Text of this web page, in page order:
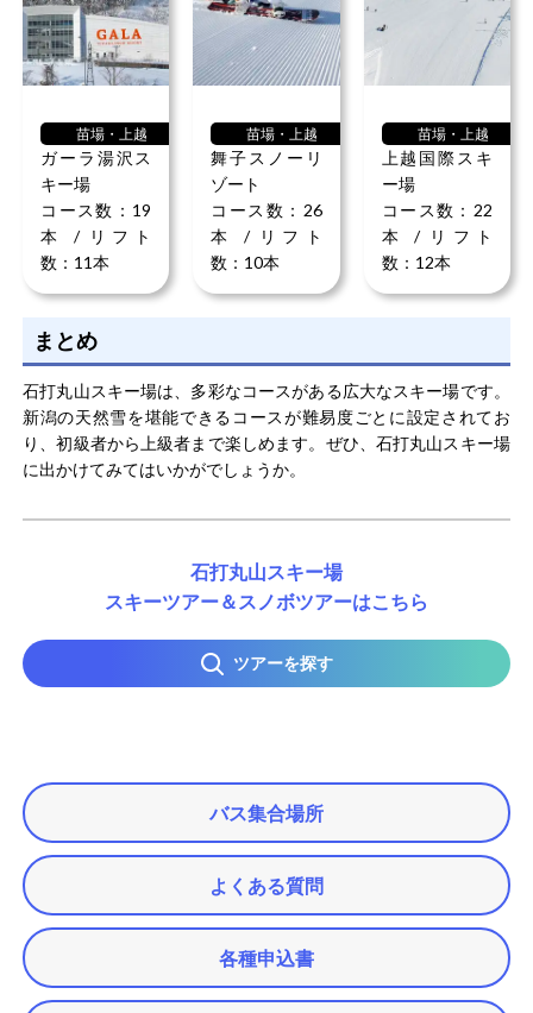
苗場・上越
ガーラ湯沢ス
キー場
コース数：19
本 / リフト
数：11本
苗場・上越
舞子スノーリ
ゾート
コース数：26
本 / リフト
数：10本
苗場・上越
上越国際スキ
ー場
コース数：22
本 / リフト
数：12本
まとめ
石打丸山スキー場は、多彩なコースがある広大なスキー場です。
新潟の天然雪を堪能できるコースが難易度ごとに設定されてお
り、初級者から上級者まで楽しめます。ぜひ、石打丸山スキー場
に出かけてみてはいかがでしょうか。
石打丸山スキー場
スキーツアー＆スノボツアーはこちら
ツアーを探す
バス集合場所
よくある質問
各種申込書